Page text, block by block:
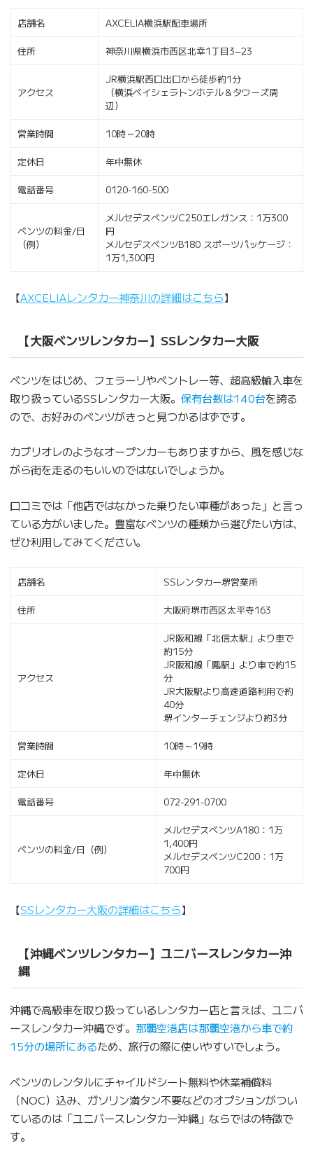
店舗名 AXCELIA横浜駅配車場所
住所 神奈川県横浜市西区北幸1丁目3−23
アクセス
JR横浜駅西口出口から徒歩約1分
（横浜ベイシェラトンホテル＆タワーズ周
辺）
営業時間 10時～20時
定休日 年中無休
電話番号 0120-160-500
ベンツの料金/日
（例）
メルセデスベンツC250エレガンス：1万300
円
メルセデスベンツB180 スポーツパッケージ：
1万1,300円
【AXCELIAレンタカー神奈川の詳細はこちら】
【大阪ベンツレンタカー】SSレンタカー大阪
ベンツをはじめ、フェラーリやベントレー等、超高級輸入車を
取り扱っているSSレンタカー大阪。 保有台数は140台を誇る
ので、お好みのベンツがきっと見つかるはずです。
カブリオレのようなオープンカーもありますから、風を感じな
がら街を走るのもいいのではないでしょうか。
口コミでは「他店ではなかった乗りたい車種があった」と言っ
ている方がいました。豊富なベンツの種類から選びたい方は、
ぜひ利用してみてください。
店舗名 SSレンタカー堺営業所
住所 大阪府堺市西区太平寺163
アクセス
JR阪和線「北信太駅」より車で
約15分
JR阪和線「鳳駅」より車で約15
分
JR大阪駅より高速道路利用で約
40分
堺インターチェンジより約3分
営業時間 10時～19時
定休日 年中無休
電話番号 072-291-0700
ベンツの料金/日（例）
メルセデスベンツA180：1万
1,400円
メルセデスベンツC200：1万
700円
【SSレンタカー大阪の詳細はこちら】
【沖縄ベンツレンタカー】ユニバースレンタカー沖
縄
沖縄で高級車を取り扱っているレンタカー店と言えば、ユニバ
ースレンタカー沖縄です。 那覇空港店は那覇空港から車で約
15分の場所にあるため、旅行の際に使いやすいでしょう。
ベンツのレンタルにチャイルドシート無料や休業補償料
（NOC）込み、ガソリン満タン不要などのオプションがつい
ているのは「ユニバースレンタカー沖縄」ならではの特徴で
す。